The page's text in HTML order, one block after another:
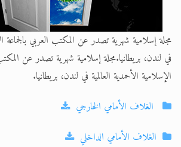
مجلة إسلامية شهرية تصدر عن المكتب العربي بالجماعة
في لندن، بريطانيا.مجلة إسلامية شهرية تصدر عن المكتب
الإسلامية الأحمدية العالمية في لندن، بريطانيا.
الغلاف الأمامي الخارجي
الغلاف الأمامي الداخلي